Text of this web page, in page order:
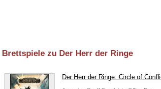
Brettspiele zu Der Herr der Ringe
Der Herr der Ringe: Circle of